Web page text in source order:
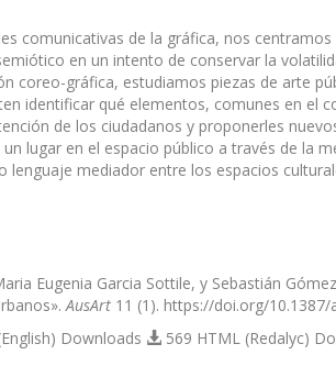
comunicativas de la gráfica, nos
en un intento de conservar la
coreo-gráfica, estudiamos piezas de arte
identificar qué elementos, comunes en el
de los ciudadanos y proponerles
lugar en el espacio público a través de la
lenguaje mediador entre los espacios
Eugenia Garcia Sottile, y Sebastián
AusArt 11 (1). https://doi.org/10.1387/
Downloads 569 HTML (Redalyc)